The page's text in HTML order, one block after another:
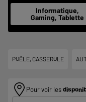
Informatique,
Gaming, Tablette
POÊLE, CASSEROLE
Pour voir les